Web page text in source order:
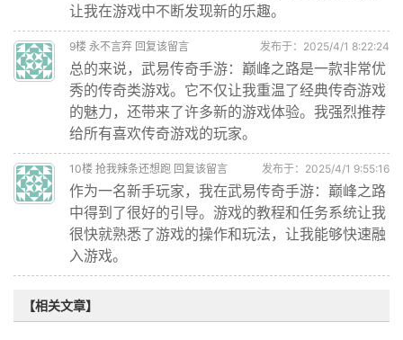
让我在游戏中不断发现新的乐趣。
9楼 永不言弃 回复该留言 发布于：2025/4/1 8:22:24
总的来说，武易传奇手游：巅峰之路是一款非常优
秀的传奇类游戏。它不仅让我重温了经典传奇游戏
的魅力，还带来了许多新的游戏体验。我强烈推荐
给所有喜欢传奇游戏的玩家。
10楼 抢我辣条还想跑 回复该留言 发布于：2025/4/1 9:55:16
作为一名新手玩家，我在武易传奇手游：巅峰之路
中得到了很好的引导。游戏的教程和任务系统让我
很快就熟悉了游戏的操作和玩法，让我能够快速融
入游戏。
【相关文章】